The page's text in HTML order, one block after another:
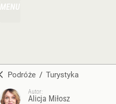
MENU
Podróże / Turystyka
Autor:
Alicja Miłosz